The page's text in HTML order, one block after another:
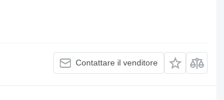
Contattare il venditore